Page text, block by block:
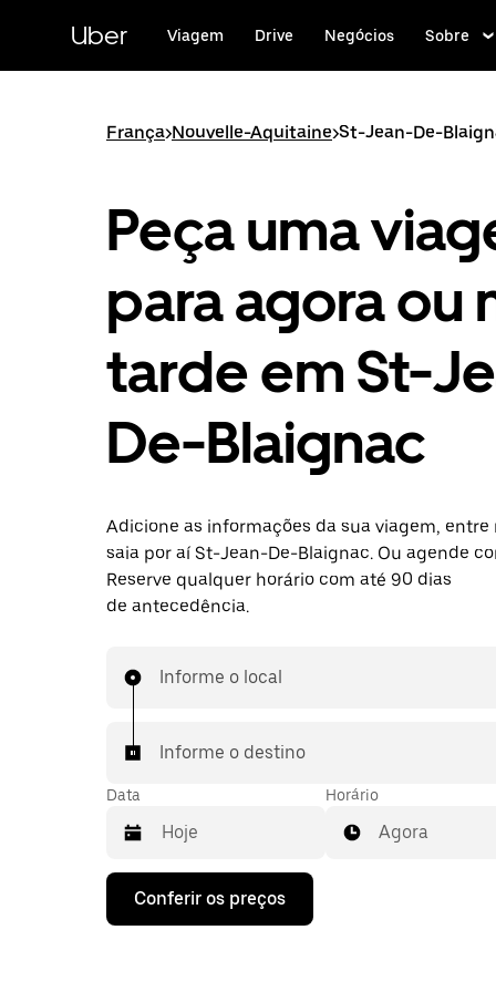
conteúdo
Uber Viagem Drive Negócios Sobre
França>Nouvelle-Aquitaine>St-Jean-De-
Peça uma
para agora ou
tarde em St-
De-Blaignac
Adicione as informações da sua viagem, entre
saia por aí St-Jean-De-Blaignac. Ou agende
Reserve qualquer horário com até 90 dias
de antecedência.
Informe o local
Informe o destino
Data
Pressione
seta
Horário
Agora
Conferir os preços